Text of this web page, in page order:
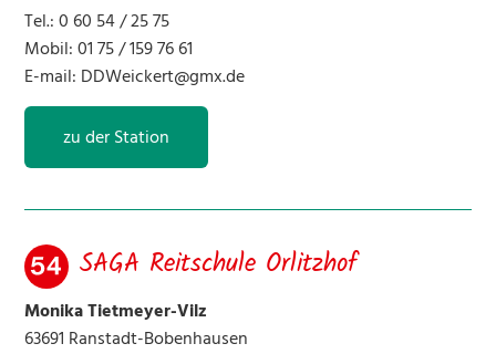
Tel.: 0 60 54 / 25 75
Mobil: 01 75 / 159 76 61
E-mail: DDWeickert@gmx.de
zu der Station
SAGA Reitschule Orlitzhof
Monika Tietmeyer-Vilz
63691 Ranstadt-Bobenhausen
46 Birkenstöcke
47 Monika Jäger
48 Franzehof
51 Scheffehof
54 Pferdebetrieb Farr
58 Pferdefreunde Hausen